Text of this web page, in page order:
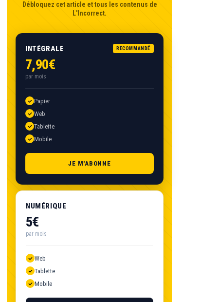
Débloquez cet article et tous les contenus de
L'Incorrect.
INTÉGRALE RECOMMANDÉ
7,90€
par mois
Papier
Web
Tablette
Mobile
JE M'ABONNE
NUMÉRIQUE
5€
par mois
Web
Tablette
Mobile